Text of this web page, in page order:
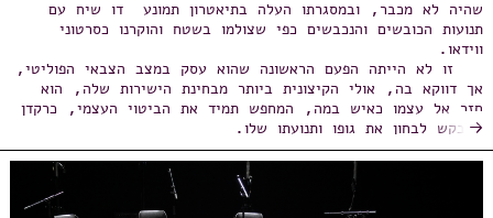
שהיה לא מכבר, ובמסגרתו העלה בתיאטרון תמונע דו שיח עם
תנועות הכובשים והנכבשים כפי שצולמו בשטח והוקרנו כסרטוני
ווידאו.
זו לא הייתה הפעם הראשונה שהוא עסק במצב הצבאי הפוליטי,
אך דווקא בה, אולי הקיצונית ביותר מבחינת הישירות שלה, הוא
חזר אל עצמו כאיש במה, המחפש תמיד את הביטוי העצמי, כרקדן
המבקש לבחון את גופו ותנועתו שלו.
עתה במקביל למפעל "הרמת מסך", שבמהלכו קיים סדנה, הוא
קיים את סדרת המופעים שיזמה עמותת הכוראוגרפים במחסן 2 בנמל
יפו, שבה יוצר מארח יוצרים אחרים, מקיים מפגשים ודיונים ומעלה
יצירה חדשה משל עצמו.
→